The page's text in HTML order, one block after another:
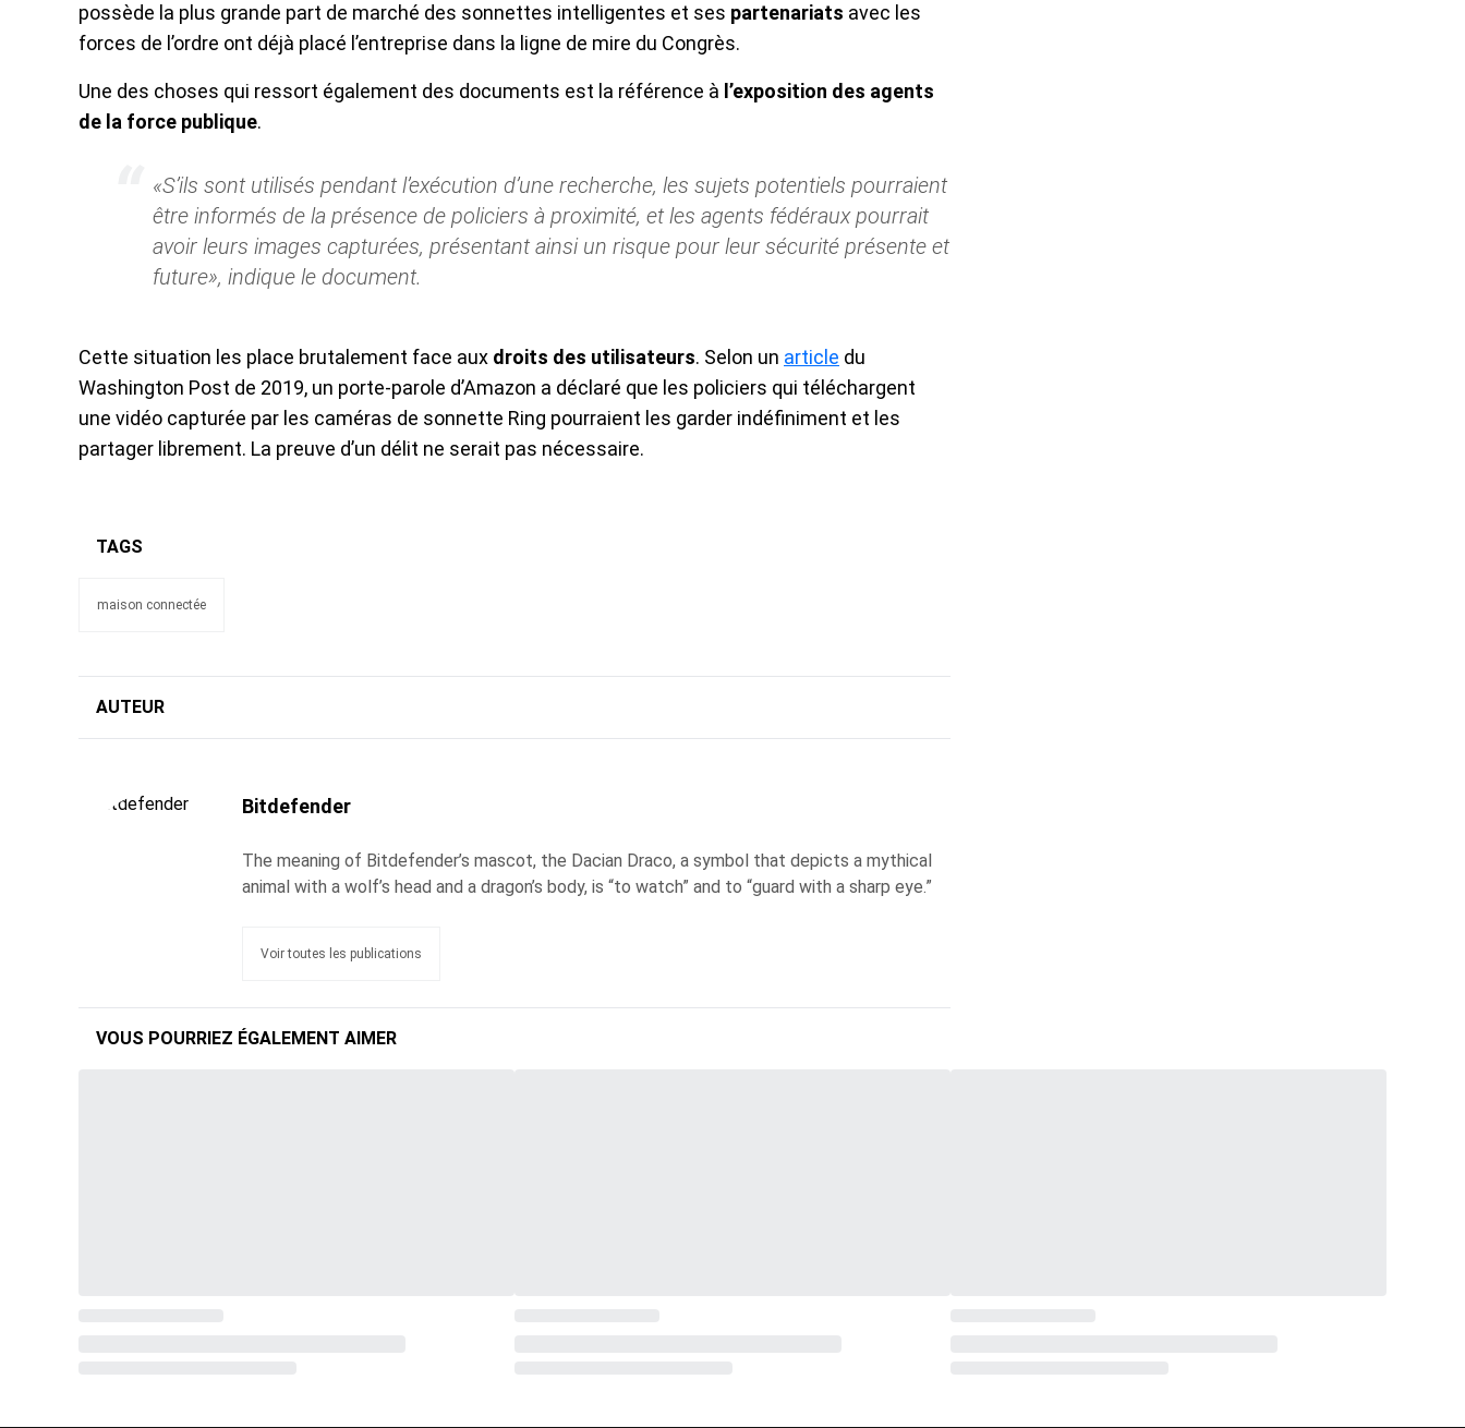
possède la plus grande part de marché des sonnettes intelligentes et ses partenariats avec les
forces de l’ordre ont déjà placé l’entreprise dans la ligne de mire du Congrès.
Une des choses qui ressort également des documents est la référence à l’exposition des agents
de la force publique.
«S’ils sont utilisés pendant l’exécution d’une recherche, les sujets potentiels pourraient
être informés de la présence de policiers à proximité, et les agents fédéraux pourrait
avoir leurs images capturées, présentant ainsi un risque pour leur sécurité présente et
future», indique le document.
Cette situation les place brutalement face aux droits des utilisateurs. Selon un article du
Washington Post de 2019, un porte-parole d’Amazon a déclaré que les policiers qui téléchargent
une vidéo capturée par les caméras de sonnette Ring pourraient les garder indéfiniment et les
partager librement. La preuve d’un délit ne serait pas nécessaire.
TAGS
maison connectée
AUTEUR
Bitdefender
The meaning of Bitdefender’s mascot, the Dacian Draco, a symbol that depicts a mythical
animal with a wolf’s head and a dragon’s body, is “to watch” and to “guard with a sharp eye.”
Voir toutes les publications
VOUS POURRIEZ ÉGALEMENT AIMER